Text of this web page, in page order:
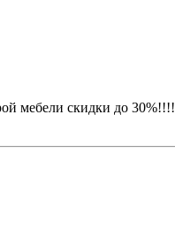
скидки до